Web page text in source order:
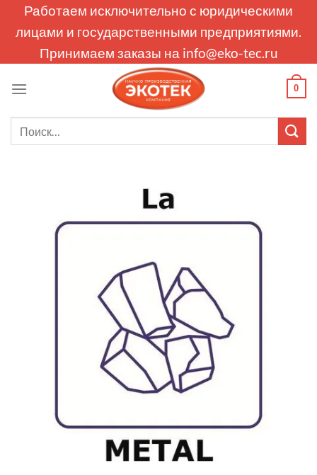
Работаем исключительно с юридическими
лицами и государственными предприятиями.
Принимаем заказы на info@eko-tec.ru
0